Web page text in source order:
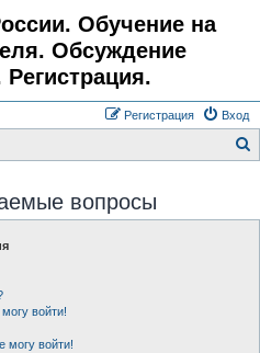
Обучение на
Обсуждение
Вход
Регистрация
с
вопросы
войти!
могу войти!